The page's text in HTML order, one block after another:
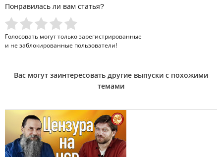
Понравилась ли вам статья?
Голосовать могут только зарегистрированные
и не заблокированные пользователи!
Вас могут заинтересовать другие выпуски с похожими
темами